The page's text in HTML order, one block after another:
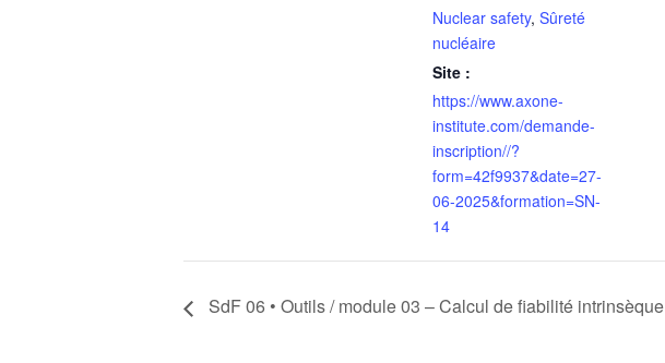
Nuclear safety, Sûreté
nucléaire
Site :
https://www.axone-
institute.com/demande-
inscription//?
form=42f9937&date=27-
06-2025&formation=SN-
14
SdF 06 • Outils / module 03 – Calcul de fiabilité intrinsèque